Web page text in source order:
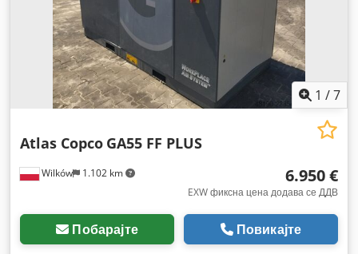
1 /7
Wilków 1.102 km
Atlas Copco GA55 FF PLUS
6.950 €
EXW фиксна цена додава се ДДВ
Побарајте Повикајте